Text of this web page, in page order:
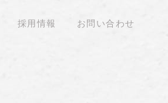
採用情報 お問い合わせ